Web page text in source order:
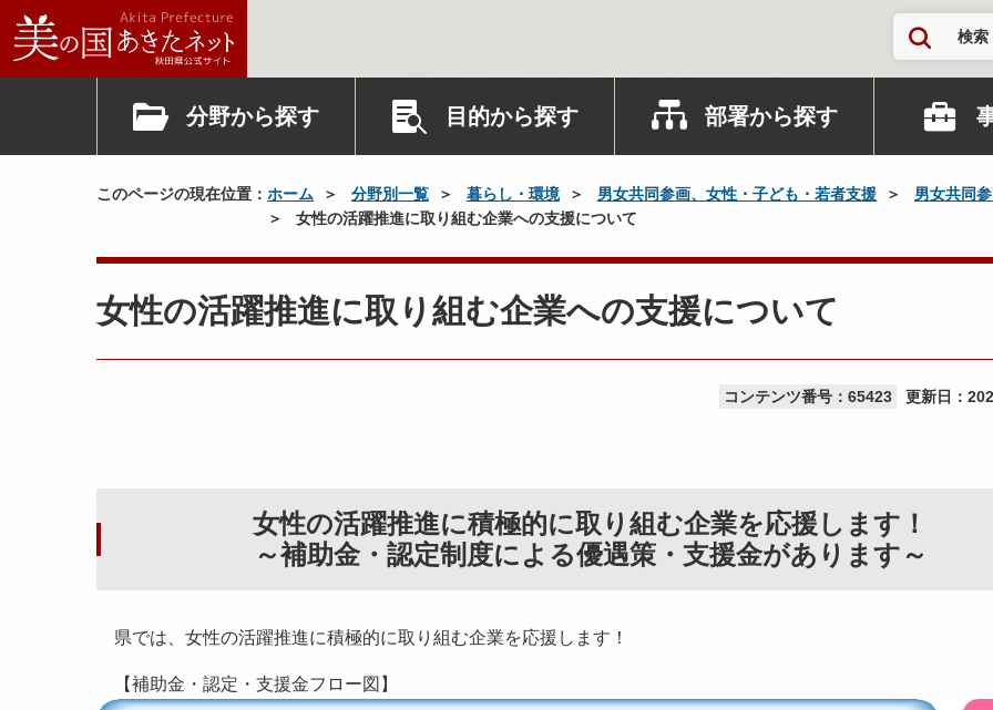
検索
分野から探す 目的から探す 部署から探す
このページの現在位置： ホーム 分野別一覧 暮らし・環境 男女共同参画、女性・子ども・若者支援
男女共同
女性の活躍推進に取り組む企業への支援について
女性の活躍推進に取り組む企業への支援について
コンテンツ番号：65423 更新日：
女性の活躍推進に積極的に取り組む企業を応援します！
～補助金・認定制度による優遇策・支援金があります～
県では、女性の活躍推進に積極的に取り組む企業を応援します！
【補助金・認定・支援金フロー図】